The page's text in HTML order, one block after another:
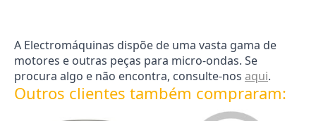
A Electromáquinas dispõe de uma vasta gama de
motores e outras peças para micro-ondas. Se
procura algo e não encontra, consulte-nos aqui.
Outros clientes também compraram: